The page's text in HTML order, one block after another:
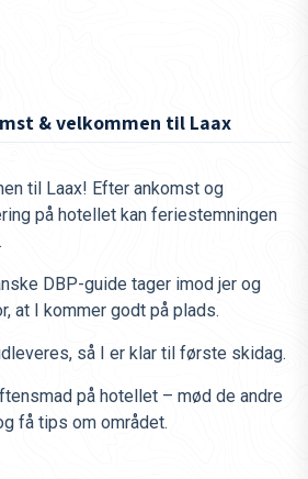
& velkommen til Laax
til Laax! Efter ankomst og
på hotellet kan feriestemningen
DBP-guide tager imod jer og
at I kommer godt på plads.
så I er klar til første skidag.
på hotellet – mød de andre
få tips om området.